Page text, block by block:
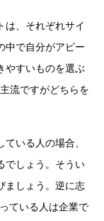
は、それぞれサイ
中で自分がアピー
やすいものを選ぶ
流ですがどちらを
いる人の場合、
でしょう。そうい
ましょう。逆に志
ている人は企業で